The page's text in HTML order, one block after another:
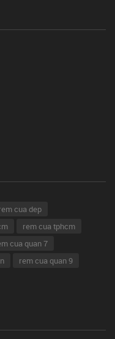
cua dep
rem cua tphcm
cua quan 7
rem cua quan 9